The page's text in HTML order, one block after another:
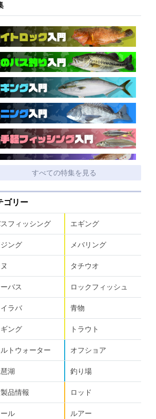
すべての特集を見る
ゴリー
フィッシング エギング
ング メバリング
タチウオ
バス ロックフィッシュ
ラバ 青物
ング トラウト
ルトウォーター オフショア
湖 釣り場
品情報 ロッド
ール ルアー